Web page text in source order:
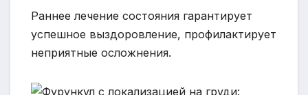
Раннее лечение состояния гарантирует
успешное выздоровление, профилактирует
неприятные осложнения.